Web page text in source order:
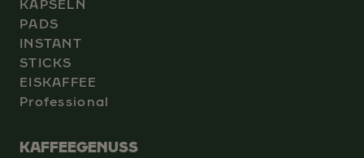
KAPSELN
PADS
INSTANT
STICKS
EISKAFFEE
Professional
KAFFEEGENUSS